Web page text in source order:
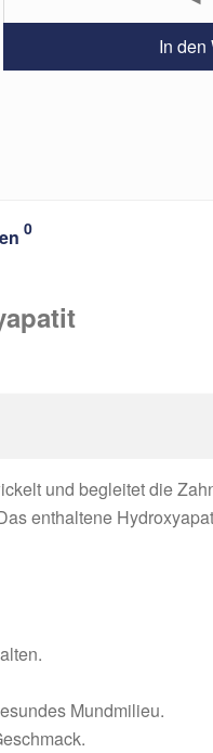
In den
0
und begleitet die
enthaltene
Mundmilieu.